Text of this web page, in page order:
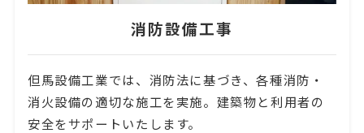
消防設備工事
但馬設備工業では、消防法に基づき、各種消防・
消火設備の適切な施工を実施。建築物と利用者の
安全をサポートいたします。